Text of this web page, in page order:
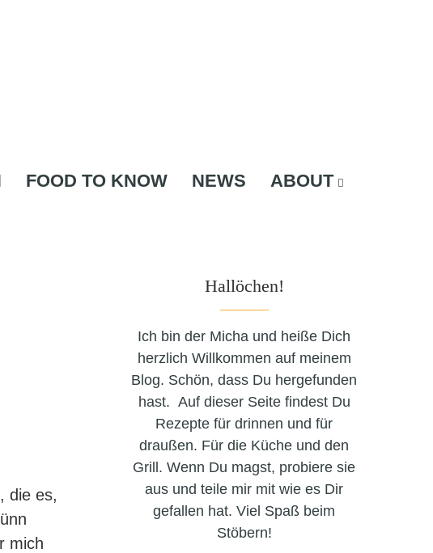
FOOD TO KNOW NEWS ABOUT
die es,
mich
Hallöchen!
Ich bin der Micha und heiße Dich
herzlich Willkommen auf meinem
Blog. Schön, dass Du hergefunden
hast. Auf dieser Seite findest Du
Rezepte für drinnen und für
draußen. Für die Küche und den
Grill. Wenn Du magst, probiere sie
aus und teile mir mit wie es Dir
gefallen hat. Viel Spaß beim
Stöbern!